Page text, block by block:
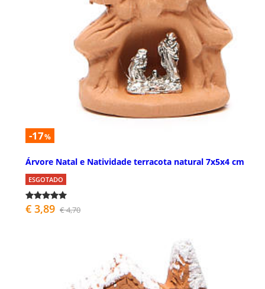
-17%
Árvore Natal e Natividade terracota natural 7x5x4 cm
ESGOTADO
€ 3,89 € 4,70